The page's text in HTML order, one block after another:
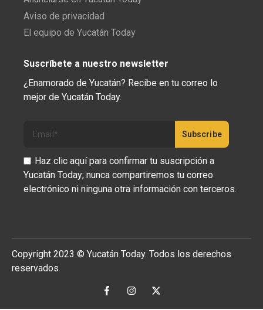
Aviso de privacidad
El equipo de Yucatán Today
Suscríbete a nuestro newsletter
¿Enamorado de Yucatán? Recibe en tu correo lo
mejor de Yucatán Today.
Haz clic aquí para confirmar tu suscripción a
Yucatán Today; nunca compartiremos tu correo
electrónico ni ninguna otra información con terceros.
Copyright 2023 © Yucatán Today. Todos los derechos
reservados.